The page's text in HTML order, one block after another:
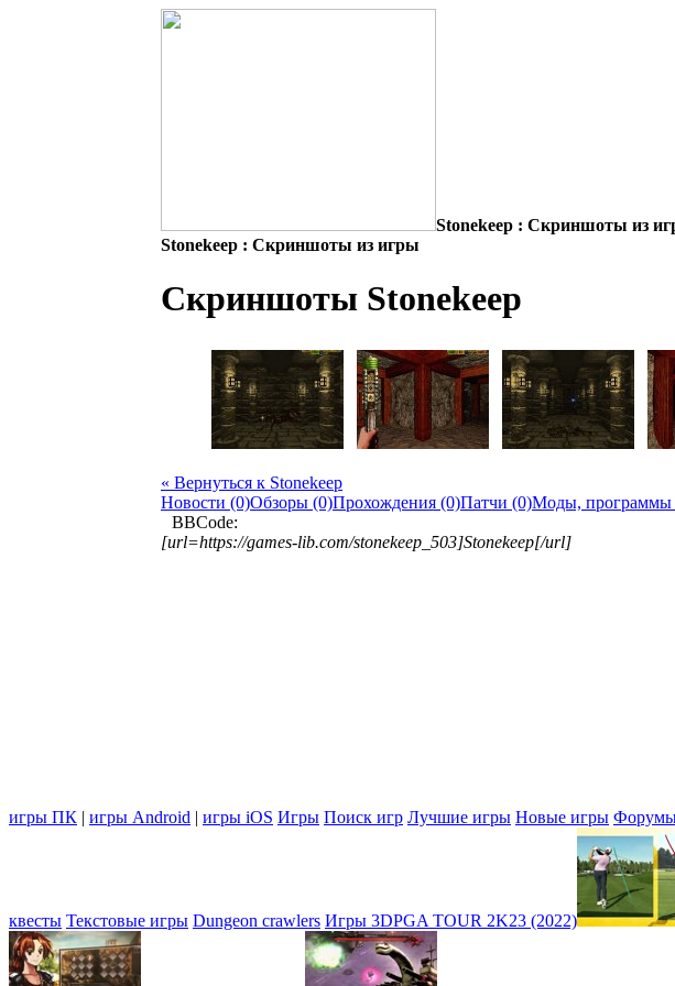
Stonekeep : Скриншоты из
Stonekeep : Скриншоты из игры
Скриншоты Stonekeep
« Вернуться к Stonekeep
Новости (0)Обзоры (0)Прохождения (0)Патчи (0)Моды, программы
BBCode:
[url=https://games-lib.com/stonekeep_503]Stonekeep[/url]
игры ПК | игры Android | игры iOS Игры Поиск игр Лучшие игры Новые игры
квесты Текстовые игры Dungeon crawlers Игры 3DPGA TOUR 2K23 (2022)